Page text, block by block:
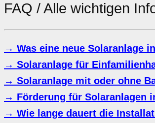
FAQ / Alle wichtigen
→ Was eine neue Solaranlage
→ Solaranlage für
→ Solaranlage mit oder ohne
→ Förderung für Solaranlagen
→ Wie lange dauert die